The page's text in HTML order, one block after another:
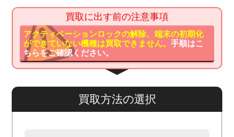
買取に出す前の注意事項
アクティベーションロックの解除、端末の初期化
ができていない機種は買取できません。手順はこ
ちらをご確認ください。
買取方法の選択